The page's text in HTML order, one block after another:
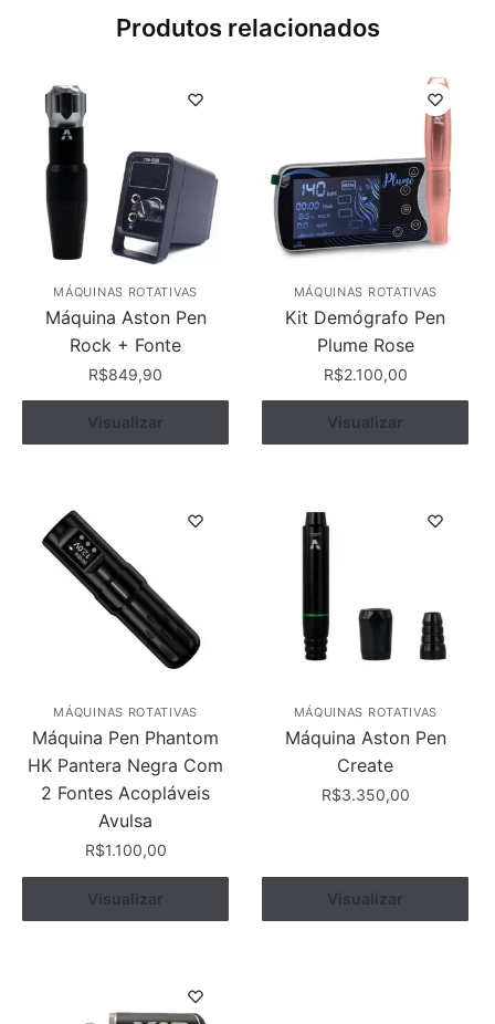
Produtos relacionados
MÁQUINAS ROTATIVAS
Máquina Aston Pen
Rock + Fonte
R$849,90
Ver opções
Este
produto
variantes.
opções
podem
ser
escolhidas
página
do
produto
Visualizar
MÁQUINAS ROTATIVAS
Kit Demógrafo Pen
Plume Rose
R$2.100,00
Comprar
Visualizar
MÁQUINAS ROTATIVAS
Máquina Pen Phantom
HK Pantera Negra Com
2 Fontes Acopláveis
Avulsa
R$1.100,00
Comprar
Visualizar
MÁQUINAS ROTATIVAS
Máquina Aston Pen
Create
R$3.350,00
Comprar
Visualizar